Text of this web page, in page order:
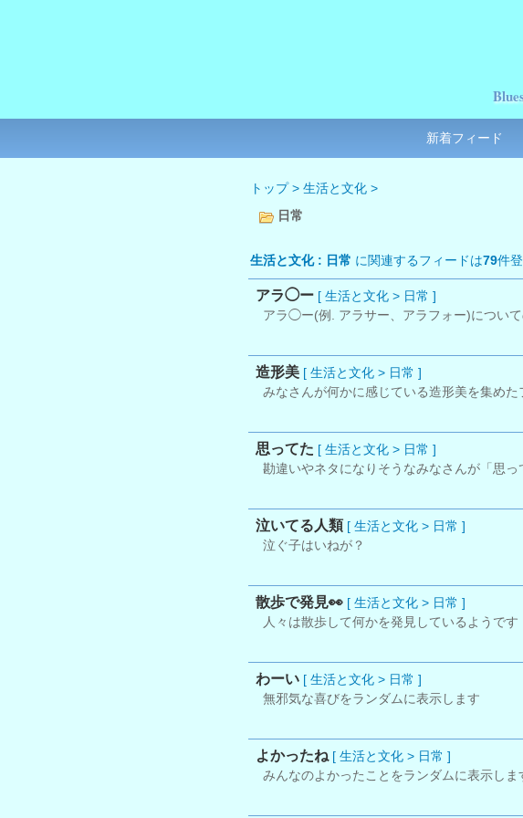
新着フィード
トップ> 生活と文化 >
日常
生活と文化 : 日常 に関連するフィードは79件
アラ◯ー [ 生活と文化 > 日常 ]
アラ◯ー(例. アラサー、アラフォー)につい
造形美 [ 生活と文化 > 日常 ]
みなさんが何かに感じている造形美を集めた
思ってた [ 生活と文化 > 日常 ]
勘違いやネタになりそうなみなさんが「思っ
泣いてる人類 [ 生活と文化 > 日常 ]
泣ぐ子はいねが？
散歩で発見👀 [ 生活と文化 > 日常 ]
人々は散歩して何かを発見しているようです
わーい [ 生活と文化 > 日常 ]
無邪気な喜びをランダムに表示します
よかったね [ 生活と文化 > 日常 ]
みんなのよかったことをランダムに表示しま